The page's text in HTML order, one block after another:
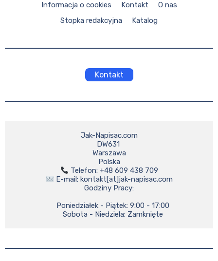
Informacja o cookies
Kontakt
O nas
Stopka redakcyjna
Katalog
Kontakt
Jak-Napisac.com
DW631
Warszawa
E-mail: kontakt[at]jak-napisac.com
Godziny Pracy:
    Sobota - Niedziela: Zamknięte